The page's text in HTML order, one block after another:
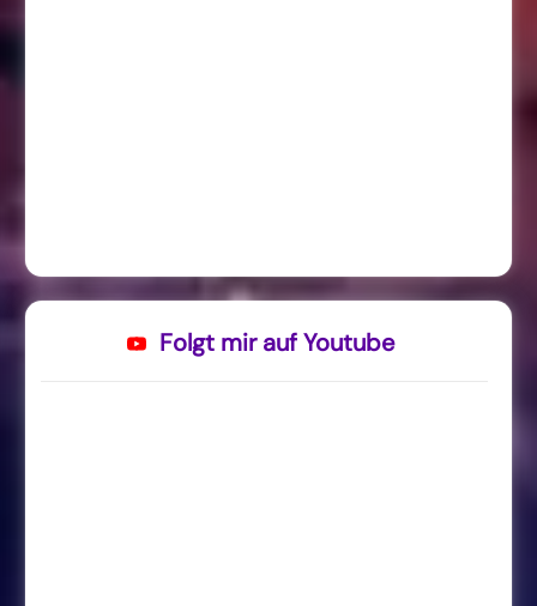
Folgt mir auf Youtube